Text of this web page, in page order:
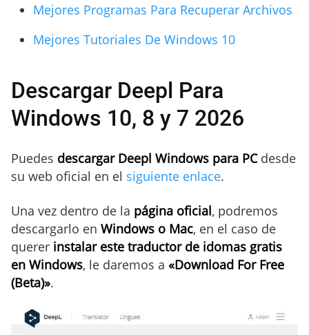
Mejores Programas Para Recuperar Archivos
Mejores Tutoriales De Windows 10
Descargar Deepl Para
Windows 10, 8 y 7 2026
Puedes descargar Deepl Windows para PCdesde
su web oficial en el siguiente enlace.
Una vez dentro de la página oficial, podremos
descargarlo en Windows o Mac, en el caso de
querer instalar este traductor de idomas gratis
en Windows, le daremos a «Download For Free
(Beta)».